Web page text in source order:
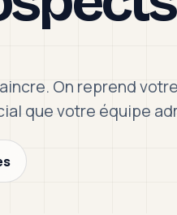
On reprend
que votre équipe